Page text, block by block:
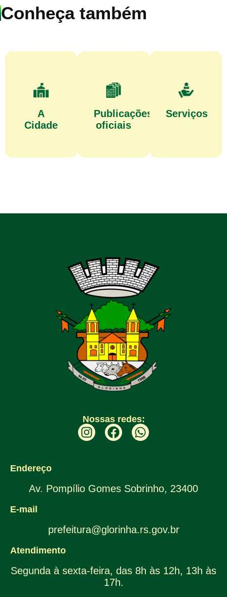
Conheça também
A
Cidade
Publicações
oficiais
Serviços
Nossas redes:
Endereço
Av. Pompílio Gomes Sobrinho, 23400
E-mail
prefeitura@glorinha.rs.gov.br
Atendimento
Segunda à sexta-feira, das 8h às 12h, 13h às
17h.